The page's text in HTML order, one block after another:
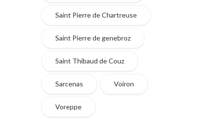
Saint Pierre de Chartreuse
Saint Pierre de genebroz
Saint Thibaud de Couz
Sarcenas Voiron
Voreppe